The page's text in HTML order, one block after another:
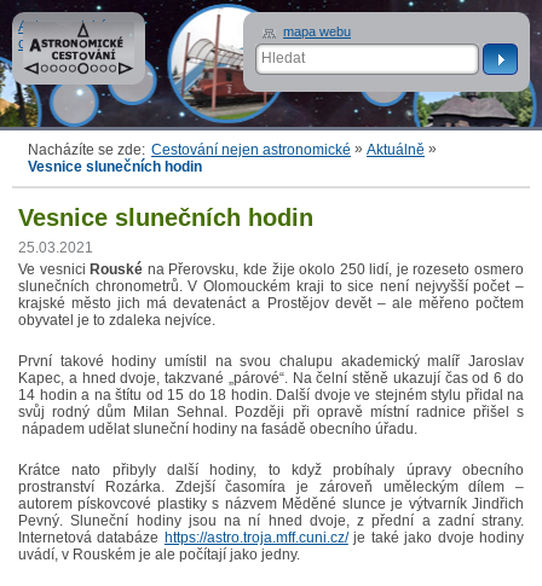
Astronomické
cestování
Nacházíte se zde: Cestování nejen astronomické » Aktuálně »
Vesnice slunečních hodin
Vesnice slunečních hodin
25.03.2021
Ve vesnici Rouské na Přerovsku, kde žije okolo 250 lidí, je rozeseto osmero
slunečních chronometrů. V Olomouckém kraji to sice není nejvyšší počet –
krajské město jich má devatenáct a Prostějov devět – ale měřeno počtem
obyvatel je to zdaleka nejvíce.
První takové hodiny umístil na svou chalupu akademický malíř Jaroslav
Kapec, a hned dvoje, takzvané „párové“. Na čelní stěně ukazují čas od 6 do
14 hodin a na štítu od 15 do 18 hodin. Další dvoje ve stejném stylu přidal na
svůj rodný dům Milan Sehnal. Později při opravě místní radnice přišel s
nápadem udělat sluneční hodiny na fasádě obecního úřadu.
Krátce nato přibyly další hodiny, to když probíhaly úpravy obecního
prostranství Rozárka. Zdejší časomíra je zároveň uměleckým dílem –
autorem pískovcové plastiky s názvem Měděné slunce je výtvarník Jindřich
Pevný. Sluneční hodiny jsou na ní hned dvoje, z přední a zadní strany.
Internetová databáze https://astro.troja.mff.cuni.cz/je také jako dvoje hodiny
uvádí, v Rouském je ale počítají jako jedny.
mapa webu